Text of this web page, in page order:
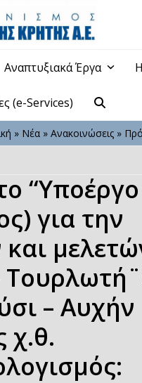
Αναπτυξιακά Έργα
(e-Services)
» Νέα» Ανακοινώσεις»
“Υποέργο
για την
– Αυχήν
χ.θ.